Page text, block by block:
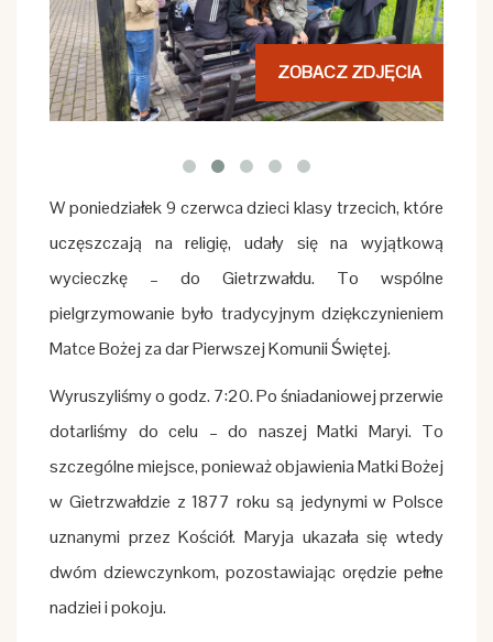
ZOBACZ ZDJĘCIA
W poniedziałek 9 czerwca dzieci klasy trzecich, które
uczęszczają na religię, udały się na wyjątkową
wycieczkę – do Gietrzwałdu. To wspólne
pielgrzymowanie było tradycyjnym dziękczynieniem
Matce Bożej za dar Pierwszej Komunii Świętej.
Wyruszyliśmy o godz. 7:20. Po śniadaniowej przerwie
dotarliśmy do celu – do naszej Matki Maryi. To
szczególne miejsce, ponieważ objawienia Matki Bożej
w Gietrzwałdzie z 1877 roku są jedynymi w Polsce
uznanymi przez Kościół. Maryja ukazała się wtedy
dwóm dziewczynkom, pozostawiając orędzie pełne
nadziei i pokoju.